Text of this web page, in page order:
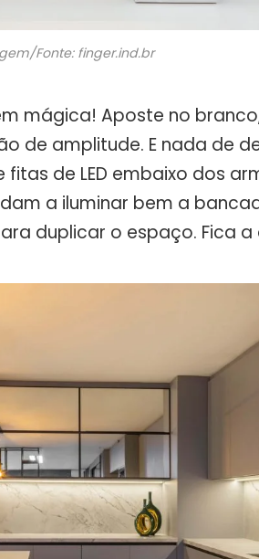
Fonte: finger.ind.br
mágica! Aposte no
de amplitude. E nada de
de LED embaixo dos
a iluminar bem a
duplicar o espaço. Fica a